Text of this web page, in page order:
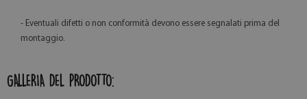
- Eventuali difetti o non conformità devono essere segnalati prima del
montaggio.
GALLERIA DEL PRODOTTO: